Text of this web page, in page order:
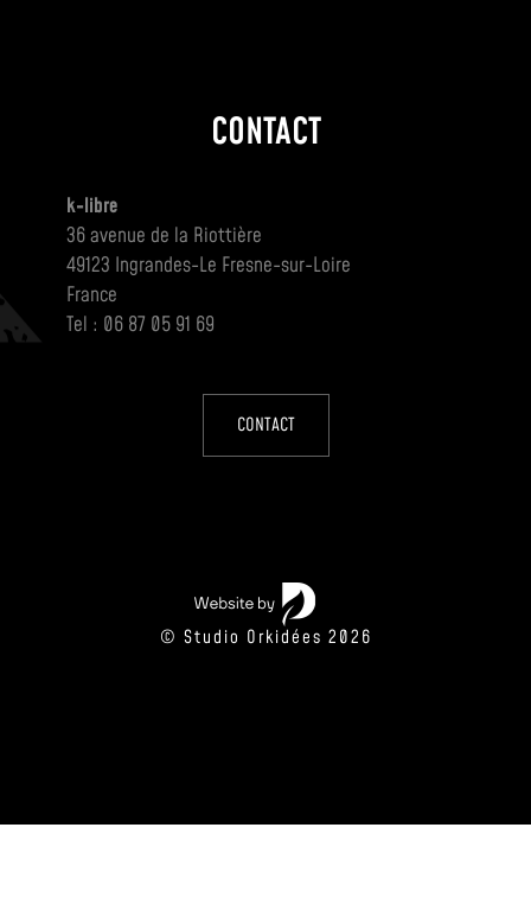
CONTACT
k-libre
36 avenue de la Riottière
49123 Ingrandes-Le Fresne-sur-Loire
France
Tel : 06 87 05 91 69
CONTACT
© Studio Orkidées 2026